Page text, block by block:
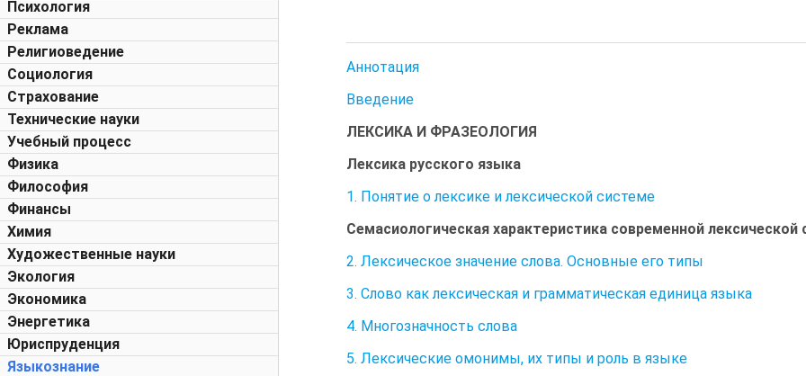
Психология
Реклама
Религиоведение
Социология
Страхование
Технические науки
Учебный процесс
Физика
Философия
Финансы
Химия
Художественные науки
Экология
Экономика
Энергетика
Юриспруденция
Языкознание
Аннотация
Введение
ЛЕКСИКА И ФРАЗЕОЛОГИЯ
Лексика русского языка
1. Понятие о лексике и лексической системе
Семасиологическая характеристика современной лексической
2. Лексическое значение слова. Основные его типы
3. Слово как лексическая и грамматическая единица языка
4. Многозначность слова
5. Лексические омонимы, их типы и роль в языке